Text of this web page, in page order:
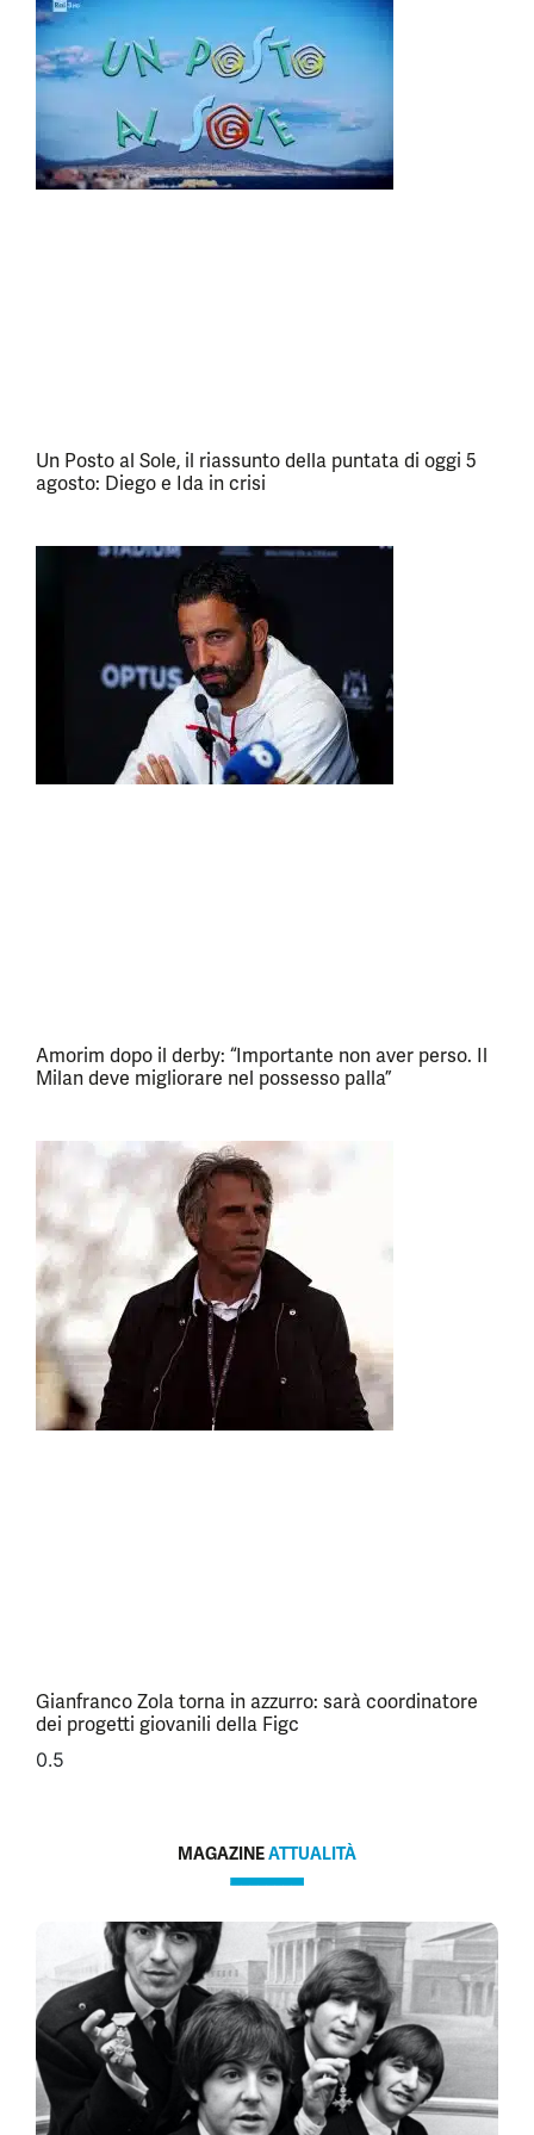
Un Posto al Sole, il riassunto della puntata di oggi 5
agosto: Diego e Ida in crisi
Amorim dopo il derby: “Importante non aver perso. Il
Milan deve migliorare nel possesso palla”
Gianfranco Zola torna in azzurro: sarà coordinatore
dei progetti giovanili della Figc
MAGAZINEATTUALITÀ